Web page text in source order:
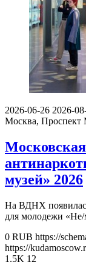
2026-06-26 2026-
Москва, Проспект
музей» 2026
На ВДНХ
для молодежи
0 RUB https://
https://
1.5K 12